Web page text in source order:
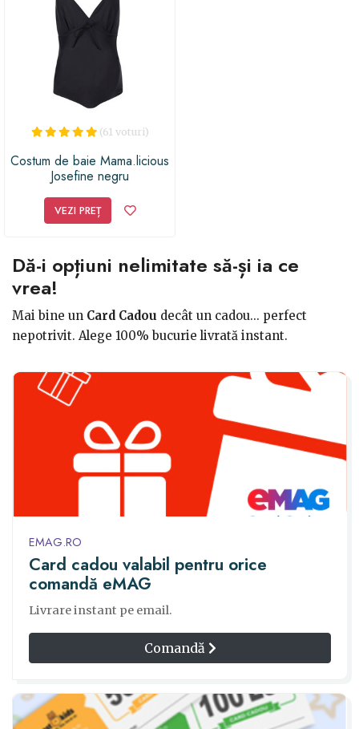
(61 voturi)
Costum de baie Mama.licious
Josefine negru
VEZI PREȚ
Dă-i opțiuni nelimitate să-și ia ce
vrea!
Mai bine un Card Cadou decât un cadou... perfect
nepotrivit. Alege 100% bucurie livrată instant.
EMAG.RO
Card cadou valabil pentru orice
comandă eMAG
Livrare instant pe email.
Comandă